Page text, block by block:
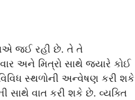
જઈ રહી છે. તે તે
અને મિત્રો સાથે જ્યારે કોઈ
સ્થળોની અન્વેષણ કરી શકે
વાત કરી શકે છે. વ્યક્તિ